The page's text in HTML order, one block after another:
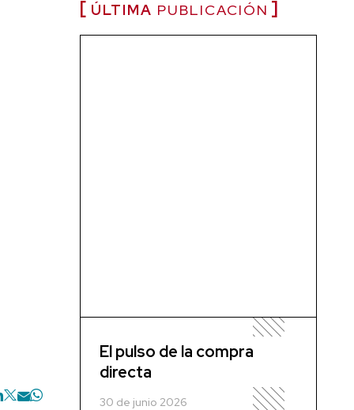
ÚLTIMA PUBLICACIÓN
El pulso de la compra
directa
30 de junio 2026